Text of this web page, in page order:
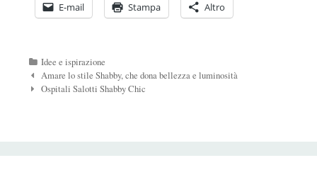
E-mail Stampa Altro
Categorie
Idee e ispirazione
Navigazione
Post
Amare lo stile Shabby, che dona bellezza e luminosità
Ospitali Salotti Shabby Chic